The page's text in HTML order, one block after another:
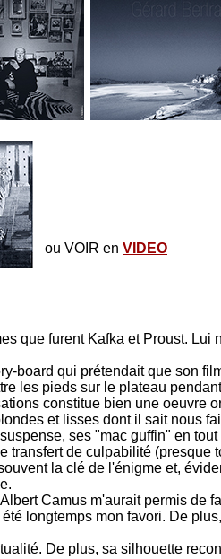
que furent Kafka et Proust. Lui
board qui prétendait que son
les pieds sur le plateau
constitue bien une oeuvre
et lisses dont il sait nous
ses "mac guffin" en
transfert de culpabilité (presque
la clé de l'énigme et,
Camus m'aurait permis de
longtemps mon favori. De
De plus, sa silhouette
ou VOIR en VIDEO